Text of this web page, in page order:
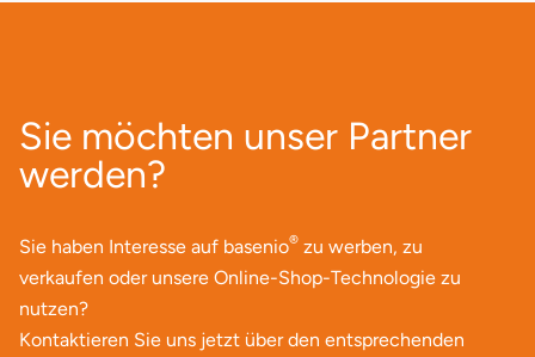
Sie möchten unser Partner
werden?
Sie haben Interesse auf basenio® zu werben, zu
verkaufen oder unsere Online-Shop-Technologie zu
nutzen?
Kontaktieren Sie uns jetzt über den entsprechenden